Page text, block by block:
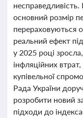
основний розмір
перераховуються
реальний ефект
у 2025 році
інфляційних
купівельної
Рада України
розробити новий
підходи до